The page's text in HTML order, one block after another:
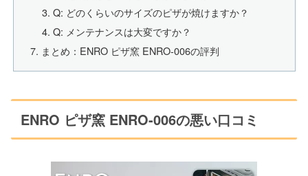
Q: どのくらいのサイズのピザが焼けますか？
Q: メンテナンスは大変ですか？
まとめ：ENRO ピザ窯 ENRO-006の評判
ENRO ピザ窯 ENRO-006の悪い口コミ